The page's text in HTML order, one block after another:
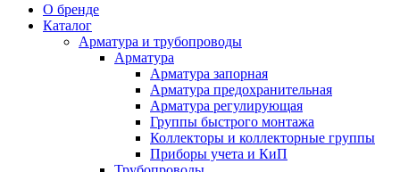
О бренде
Каталог
Арматура и трубопроводы
Арматура
Арматура запорная
Арматура предохранительная
Арматура регулирующая
Группы быстрого монтажа
Коллекторы и коллекторные группы
Приборы учета и КиП